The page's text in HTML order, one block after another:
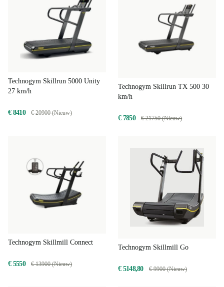
Technogym Skillrun 5000 Unity
27 km/h
€ 8410 € 20900 (Nieuw)
Technogym Skillrun TX 500 30
km/h
€ 7850 € 21750 (Nieuw)
Technogym Skillmill Connect
€ 5550 € 13900 (Nieuw)
Technogym Skillmill Go
€ 5148,80 € 9900 (Nieuw)